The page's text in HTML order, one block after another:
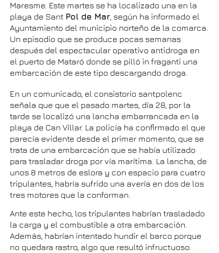
Maresme. Este martes se ha localizado una en la
playa de Sant Pol de Mar, según ha informado el
Ayuntamiento del municipio norteño de la comarca.
Un episodio que se produce pocas semanas
después del espectacular operativo antidroga en
el puerto de Mataró donde se pilló in fraganti una
embarcación de este tipo descargando droga.
En un comunicado, el consistorio santpolenc
señala que que el pasado martes, día 28, por la
tarde se localizó una lancha embarrancada en la
playa de Can Villar. La policía ha confirmado el que
parecía evidente desde el primer momento, que se
trata de una embarcación que se había utilizado
para trasladar droga por vía marítima. La lancha, de
unos 8 metros de eslora y con espacio para cuatro
tripulantes, habría sufrido una avería en dos de los
tres motores que la conforman.
Ante este hecho, los tripulantes habrían trasladado
la carga y el combustible a otra embarcación.
Además, habrían intentado hundir el barco porque
no quedara rastro, algo que resultó infructuoso.